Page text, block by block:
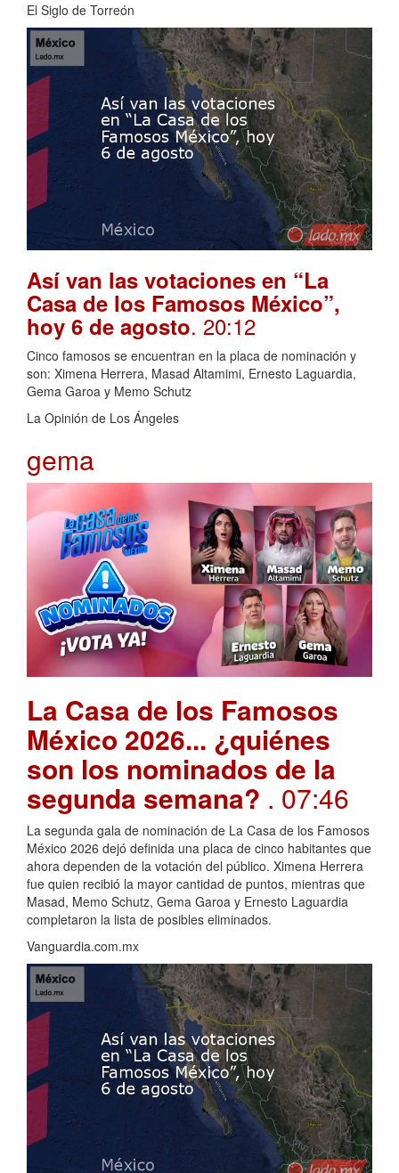
El Siglo de Torreón
Así van las votaciones en “La
Casa de los Famosos México”,
hoy 6 de agosto. 20:12
Cinco famosos se encuentran en la placa de nominación y
son: Ximena Herrera, Masad Altamimi, Ernesto Laguardia,
Gema Garoa y Memo Schutz
La Opinión de Los Ángeles
gema
La Casa de los Famosos
México 2026... ¿quiénes
son los nominados de la
segunda semana? . 07:46
La segunda gala de nominación de La Casa de los Famosos
México 2026 dejó definida una placa de cinco habitantes que
ahora dependen de la votación del público. Ximena Herrera
fue quien recibió la mayor cantidad de puntos, mientras que
Masad, Memo Schutz, Gema Garoa y Ernesto Laguardia
completaron la lista de posibles eliminados.
Vanguardia.com.mx